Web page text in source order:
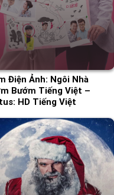
Điện Ảnh: Ngôi Nhà
Bướm Tiếng Việt –
HD Tiếng Việt